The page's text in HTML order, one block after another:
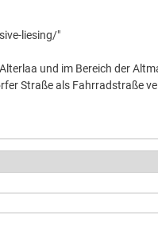
liesing/"
und im Bereich der
Straße als Fahrradstraße